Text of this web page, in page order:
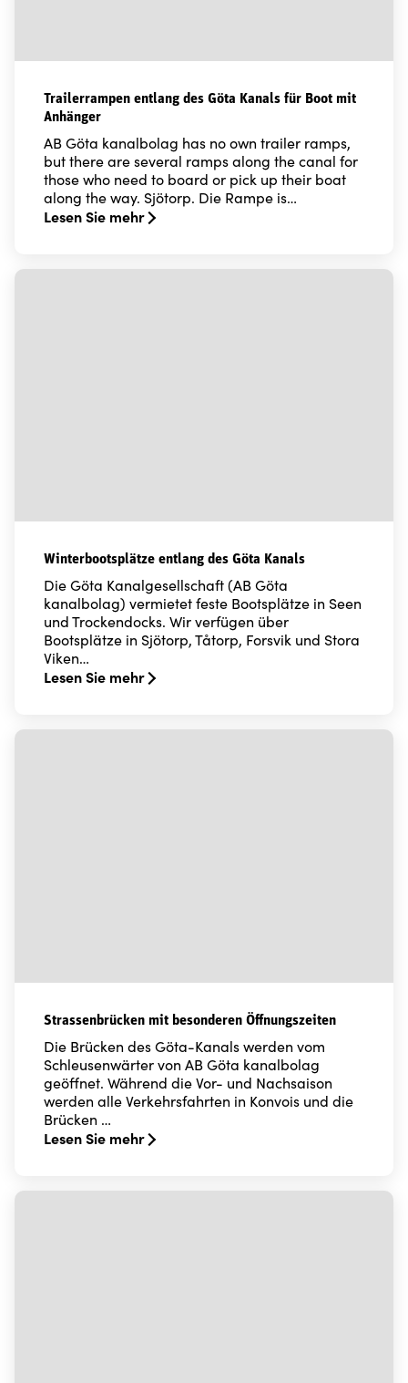
Trailerrampen entlang des Göta Kanals für Boot mit
Anhänger
AB Göta kanalbolag has no own trailer ramps,
but there are several ramps along the canal for
those who need to board or pick up their boat
along the way. Sjötorp. Die Rampe is…
Lesen Sie mehr
Read more about Trailerrampen entlang des Göta
Winterbootsplätze entlang des Göta Kanals
Die Göta Kanalgesellschaft (AB Göta
kanalbolag) vermietet feste Bootsplätze in Seen
und Trockendocks. Wir verfügen über
Bootsplätze in Sjötorp, Tåtorp, Forsvik und Stora
Viken…
Lesen Sie mehr
Read more about Winterbootsplätze entlang des Göta
Strassenbrücken mit besonderen Öffnungszeiten
Die Brücken des Göta-Kanals werden vom
Schleusenwärter von AB Göta kanalbolag
geöffnet. Während die Vor- und Nachsaison
werden alle Verkehrsfahrten in Konvois und die
Brücken …
Lesen Sie mehr
Read more about Strassenbrücken mit besonderen